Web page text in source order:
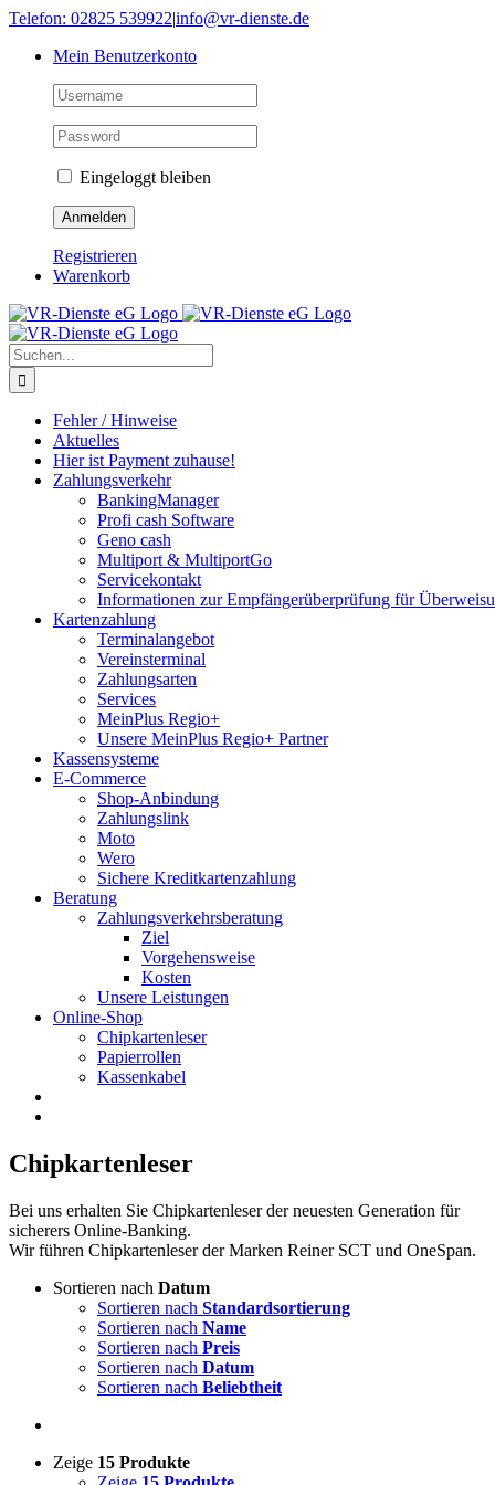
Skip
content
Telefon: 02825 539922|info@vr-dienste.de
Mein Benutzerkonto
Eingeloggt bleiben
Registrieren
Warenkorb
Suche
nach:
Fehler / Hinweise
Aktuelles
Hier ist Payment zuhause!
Zahlungsverkehr
BankingManager
Profi cash Software
Geno cash
Multiport & MultiportGo
Servicekontakt
Informationen zur Empfängerüberprüfung für
Kartenzahlung
Terminalangebot
Vereinsterminal
Zahlungsarten
Services
MeinPlus Regio+
Unsere MeinPlus Regio+ Partner
Kassensysteme
E-Commerce
Shop-Anbindung
Zahlungslink
Moto
Wero
Sichere Kreditkartenzahlung
Beratung
Zahlungsverkehrsberatung
Ziel
Vorgehensweise
Kosten
Unsere Leistungen
Online-Shop
Chipkartenleser
Papierrollen
Kassenkabel
Chipkartenleser
Bei uns erhalten Sie Chipkartenleser der neuesten Generation für
sicherers Online-Banking.
Wir führen Chipkartenleser der Marken Reiner SCT und OneSpan.
Sortieren nach Datum
Sortieren nach Standardsortierung
Sortieren nach Name
Sortieren nach Preis
Sortieren nach Datum
Sortieren nach Beliebtheit
Zeige 15 Produkte